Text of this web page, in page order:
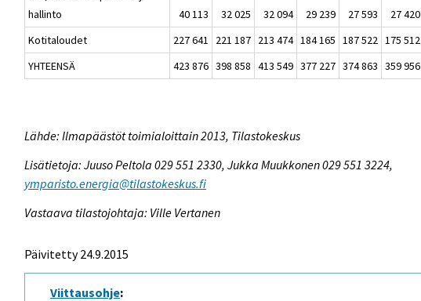
hallinto
40 113 32 025 32 094 29 239 27 593
27 420
Kotitaloudet
227 641 221 187 213 474 184 165 187 522 175 512
YHTEENSÄ
423 876 398 858 413 549 377 227 374 863 359 956
Lähde: Ilmapäästöt toimialoittain 2013, Tilastokeskus
Lisätietoja: Juuso Peltola 029 551 2330, Jukka Muukkonen 029 551 3224,
ymparisto.energia@tilastokeskus.fi
Vastaava tilastojohtaja: Ville Vertanen
Päivitetty 24.9.2015
Viittausohje: